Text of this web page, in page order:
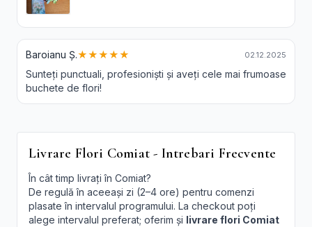
Baroianu Ș.★★★★★ 02.12.2025
Sunteți punctuali, profesioniști și aveți cele mai frumoase
buchete de flori!
Livrare Flori Comiat - Intrebari Frecvente
În cât timp livrați în Comiat?
De regulă în aceeași zi (2–4 ore) pentru comenzi
plasate în intervalul programului. La checkout poți
alege intervalul preferat; oferim și livrare flori Comiat